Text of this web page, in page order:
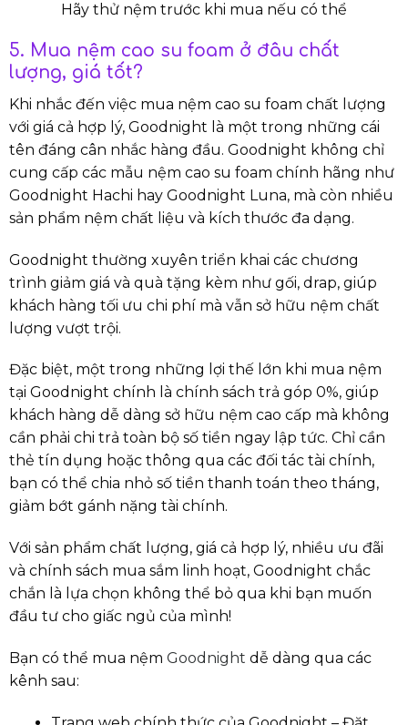
Hãy thử nệm trước khi mua nếu có thể
5. Mua nệm cao su foam ở đâu chất
lượng, giá tốt?
Khi nhắc đến việc mua nệm cao su foam chất lượng
với giá cả hợp lý, Goodnight là một trong những cái
tên đáng cân nhắc hàng đầu. Goodnight không chỉ
cung cấp các mẫu nệm cao su foam chính hãng như
Goodnight Hachi hay Goodnight Luna, mà còn nhiều
sản phẩm nệm chất liệu và kích thước đa dạng.
Goodnight thường xuyên triển khai các chương
trình giảm giá và quà tặng kèm như gối, drap, giúp
khách hàng tối ưu chi phí mà vẫn sở hữu nệm chất
lượng vượt trội.
Đặc biệt, một trong những lợi thế lớn khi mua nệm
tại Goodnight chính là chính sách trả góp 0%, giúp
khách hàng dễ dàng sở hữu nệm cao cấp mà không
cần phải chi trả toàn bộ số tiền ngay lập tức. Chỉ cần
thẻ tín dụng hoặc thông qua các đối tác tài chính,
bạn có thể chia nhỏ số tiền thanh toán theo tháng,
giảm bớt gánh nặng tài chính.
Với sản phẩm chất lượng, giá cả hợp lý, nhiều ưu đãi
và chính sách mua sắm linh hoạt, Goodnight chắc
chắn là lựa chọn không thể bỏ qua khi bạn muốn
đầu tư cho giấc ngủ của mình!
Bạn có thể mua nệm Goodnight dễ dàng qua các
kênh sau: